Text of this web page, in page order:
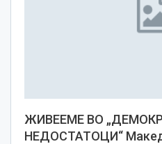
ЖИВЕЕМЕ ВО
НЕДОСТАТОЦИ“